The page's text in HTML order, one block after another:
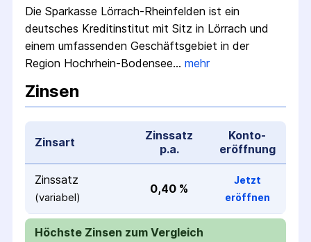
Die Sparkasse Lörrach-Rheinfelden ist ein
deutsches Kreditinstitut mit Sitz in Lörrach und
einem umfassenden Geschäftsgebiet in der
Region Hochrhein-Bodensee… mehr
Zinsen
Zinsart
Zinssatz
p.a.
Konto­
eröffnung
Zinssatz
(variabel)
0,40 %
Jetzt
eröffnen
Höchste Zinsen zum Vergleich